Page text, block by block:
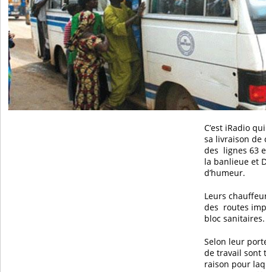
C’est iRadio
sa livraison de
des lignes 63
la banlieue et
d’humeur.
Leurs
des routes
bloc sanitaires.
Selon leur
de travail sont
raison pour